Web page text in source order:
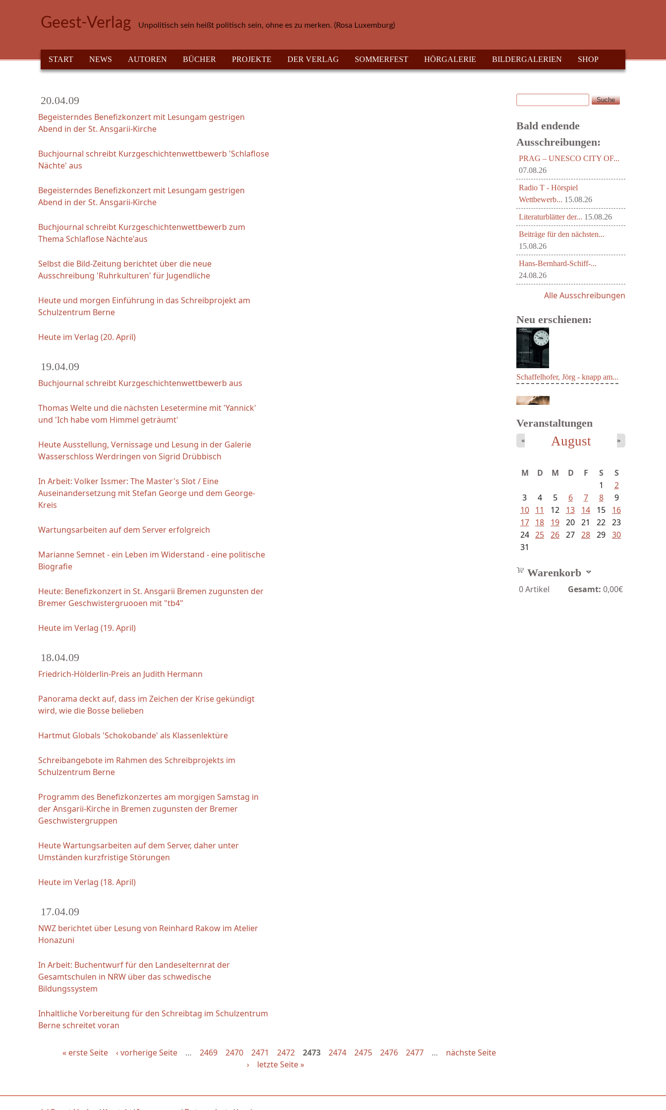
Geest-Verlag Unpolitisch sein heißt politisch sein, ohne es zu merken. (Rosa Luxemburg)
HAUPTMENÜ
START NEWS AUTOREN BÜCHER PROJEKTE DER VERLAG SOMMERFEST HÖRGALERIE BILDERGALERIEN SHOP
20.04.09
Begeisterndes Benefizkonzert mit Lesungam gestrigen
Abend in der St. Ansgarii-Kirche
Buchjournal schreibt Kurzgeschichtenwettbewerb 'Schlaflose
Nächte' aus
Begeisterndes Benefizkonzert mit Lesungam gestrigen
Abend in der St. Ansgarii-Kirche
Buchjournal schreibt Kurzgeschichtenwettbewerb zum
Thema Schlaflose Nächte'aus
Selbst die Bild-Zeitung berichtet über die neue
Ausschreibung 'Ruhrkulturen' für Jugendliche
Heute und morgen Einführung in das Schreibprojekt am
Schulzentrum Berne
Heute im Verlag (20. April)
19.04.09
Buchjournal schreibt Kurzgeschichtenwettbewerb aus
Thomas Welte und die nächsten Lesetermine mit 'Yannick'
und 'Ich habe vom Himmel geträumt'
Heute Ausstellung, Vernissage und Lesung in der Galerie
Wasserschloss Werdringen von Sigrid Drübbisch
In Arbeit: Volker Issmer: The Master's Slot / Eine
Auseinandersetzung mit Stefan George und dem George-
Kreis
Wartungsarbeiten auf dem Server erfolgreich
Marianne Semnet - ein Leben im Widerstand - eine politische
Biografie
Heute: Benefizkonzert in St. Ansgarii Bremen zugunsten der
Bremer Geschwistergruooen mit "tb4"
Heute im Verlag (19. April)
18.04.09
Friedrich-Hölderlin-Preis an Judith Hermann
Panorama deckt auf, dass im Zeichen der Krise gekündigt
wird, wie die Bosse belieben
Hartmut Globals 'Schokobande' als Klassenlektüre
Schreibangebote im Rahmen des Schreibprojekts im
Schulzentrum Berne
Programm des Benefizkonzertes am morgigen Samstag in
der Ansgarii-Kirche in Bremen zugunsten der Bremer
Geschwistergruppen
Heute Wartungsarbeiten auf dem Server, daher unter
Umständen kurzfristige Störungen
Heute im Verlag (18. April)
17.04.09
NWZ berichtet über Lesung von Reinhard Rakow im Atelier
Honazuni
In Arbeit: Buchentwurf für den Landeselternrat der
Gesamtschulen in NRW über das schwedische
Bildungssystem
Inhaltliche Vorbereitung für den Schreibtag im Schulzentrum
Berne schreitet voran
Seiten« erste Seite ‹ vorherige Seite … 2469 2470 2471 2472 2473 2474 2475 2476 2477 …
nächste Seite
›
letzte Seite »
Suchformular
Suche
Bald endende
Ausschreibungen:
PRAG – UNESCO CITY OF...
07.08.26
Radio T - Hörspiel
Wettbewerb... 15.08.26
Literaturblätter der... 15.08.26
Beiträge für den nächsten...
15.08.26
Hans-Bernhard-Schiff-...
24.08.26
Alle Ausschreibungen
Neu erschienen:
Schaffelhofer, Jörg - knapp am...
Veranstaltungen
August
« »
M D M D F S
S
1
2
3
4 5 6 7 8
9
10
11 12 13 14 15
16
17
18 19 20 21 22 23
24 25 26 27 28 29 30
31
Warenkorb
0Artikel Gesamt: 0,00€